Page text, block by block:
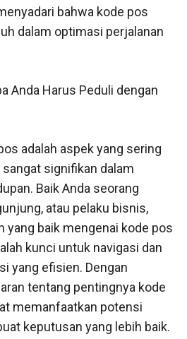
bahwa kode pos
dalam optimasi perjalanan
Anda Harus Peduli dengan
adalah aspek yang sering
signifikan dalam
Baik Anda seorang
atau pelaku bisnis,
yang baik mengenai kode pos
kunci untuk navigasi dan
yang efisien. Dengan
tentang pentingnya kode
memanfaatkan potensi
keputusan yang lebih baik.